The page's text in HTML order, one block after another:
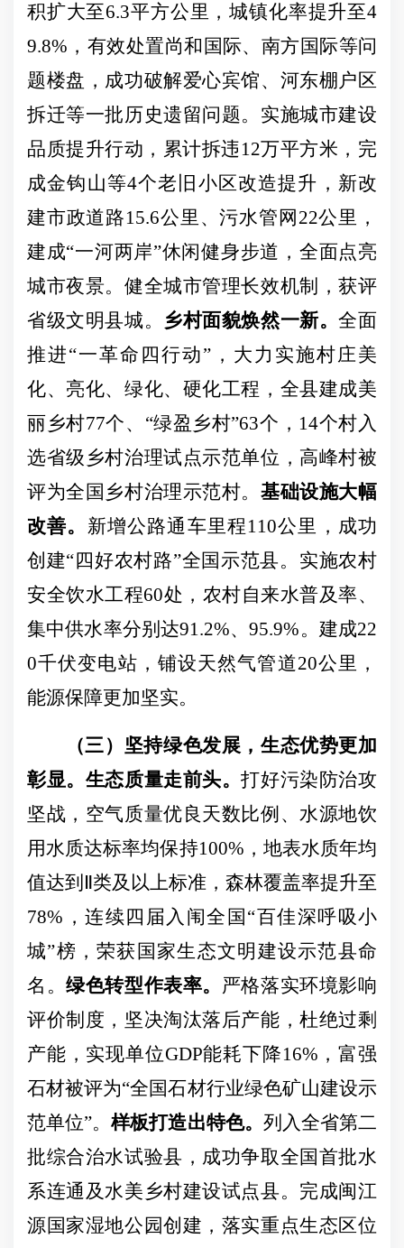
积扩大至6.3平方公里，城镇化率提升至4
9.8%，有效处置尚和国际、南方国际等问
题楼盘，成功破解爱心宾馆、河东棚户区
拆迁等一批历史遗留问题。实施城市建设
品质提升行动，累计拆违12万平方米，完
成金钩山等4个老旧小区改造提升，新改
建市政道路15.6公里、污水管网22公里，
建成“一河两岸”休闲健身步道，全面点亮
城市夜景。健全城市管理长效机制，获评
省级文明县城。
乡村面貌焕然一新。全面
推进“一革命四行动”，大力实施村庄美
化、亮化、绿化、硬化工程，全县建成美
丽乡村77个、“绿盈乡村”63个，14个村入
选省级乡村治理试点示范单位，高峰村被
评为全国乡村治理示范村。基础设施大幅
改善。 新增公路通车里程110公里 ，成功
创建“四好农村路”全国示范县。 实施农村
安全饮水工程60处，农村自来水普及率、
集中供水率分别达91.2%、95.9%。建成22
0千伏变电站，铺设天然气管道20公里，
能源保障更加坚实。
（三）坚持绿色发展，生态优势更加
彰显。 生态质量走前头。打好污染防治攻
坚战，空气质量优良天数比例、水源地饮
用水质达标率均保持100% ，地表水质年均
值达到 Ⅱ类及以上标准 ， 森林覆盖率提升至
78% ， 连续四届入闱全国 “百佳深呼吸小
城”榜 ，荣获国家生态文明建设示范县命
名 。绿色转型作表率。 严格落实环境影响
评价制度， 坚决淘汰落后产能，杜绝过剩
产能，实现单位GDP能耗下降16%，富强
石材被评为“全国石材行业绿色矿山建设示
范单位”。样板打造出特色。 列入全省第二
批综合治水试验县，成功争取全国首批水
系连通及水美乡村建设试点县。完成闽江
源国家湿地公园创建， 落实重点生态区位